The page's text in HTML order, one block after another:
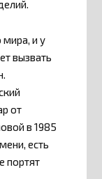
мира, и у
вызвать
от
в 1985
есть
портят